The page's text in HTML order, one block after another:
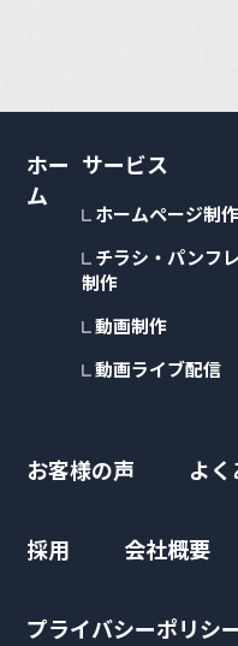
ホー
ム
サービス
ホームページ制作
チラシ・パンフ
制作
動画制作
動画ライブ配信
お客様の声 よ
採用 会社概要
プライバシーポリシ